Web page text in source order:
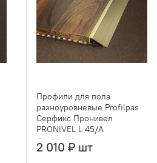
Профили для пола
разноуровневые Profilpas
Серфикс Пронивел
PRONIVEL L 45/A
2 010 ₽ шт